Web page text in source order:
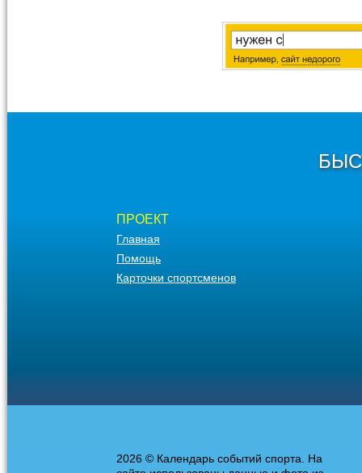
ПРОЕКТ
Главная
Помощь
Карточки спортсменов
2026 © Календарь событий спорта. На